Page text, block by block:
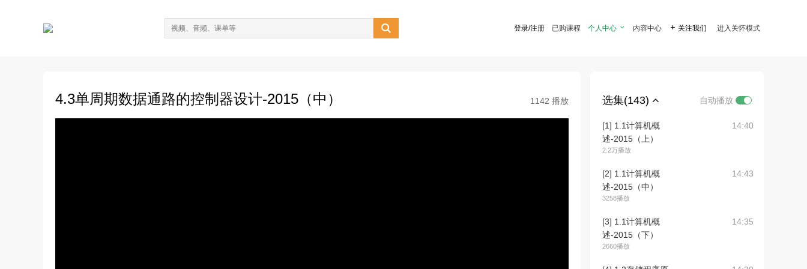
 登录/注册 已购课程 个人中心  内容中心  关注我们 进入关怀模式
4.3单周期数据通路的控制器设计-2015（中） 1142 播放 选集(143) 自动播放
[1] 1.1计算机概
述-2015（上）
2.2万播放
14:40
[2] 1.1计算机概
述-2015（中）
3258播放
14:43
[3] 1.1计算机概
述-2015（下）
2660播放
14:35